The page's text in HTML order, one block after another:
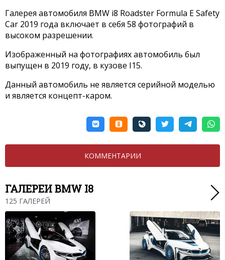
Галерея автомобиля BMW i8 Roadster Formula E Safety
Car 2019 года включает в себя 58 фотографий в
высоком разрешении.
Изображенный на фотографиях автомобиль был
выпущен в 2019 году, в кузове I15.
Данный автомобиль не является серийной моделью
и является концепт-каром.
КОММЕНТАРИИ
ГАЛЕРЕИ BMW I8
125 ГАЛЕРЕЙ